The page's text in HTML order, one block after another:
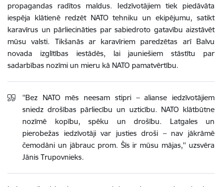
propagandas radītos maldus. Iedzīvotājiem tiek piedāvāta
iespēja klātienē redzēt NATO tehniku un ekipējumu, satikt
karavīrus un pārliecināties par sabiedroto gatavību aizstāvēt
mūsu valsti. Tikšanās ar karavīriem paredzētas arī Balvu
novada izglītības iestādēs, lai jauniešiem stāstītu par
sadarbības nozīmi un mieru kā NATO pamatvērtību.
''Bez NATO mēs neesam stipri – alianse iedzīvotājiem
sniedz drošības pārliecību un uzticību. NATO klātbūtne
nozīmē kopību, spēku un drošību. Latgales un
pierobežas iedzīvotāji var justies droši – nav jākrāmē
čemodāni un jābrauc prom. Šīs ir mūsu mājas,'' uzsvēra
Jānis Trupovnieks.